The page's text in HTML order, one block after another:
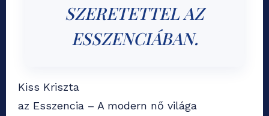
SZERETETTEL AZ
ESSZENCIÁBAN.
Kiss Kriszta
az Esszencia – A modern nő világa